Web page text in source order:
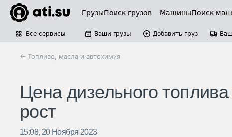
ГрузыПоиск грузов МашиныПоиск
Все сервисы Ваши грузы Добавить груз
← Топливо, масла и автохимия
Цена дизельного
рост
15:08, 20 Ноября 2023